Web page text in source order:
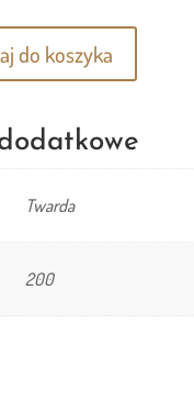
do koszyka
Twarda
200